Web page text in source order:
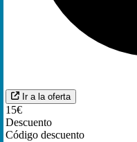
Ir a la oferta
15€
Descuento
Código descuento